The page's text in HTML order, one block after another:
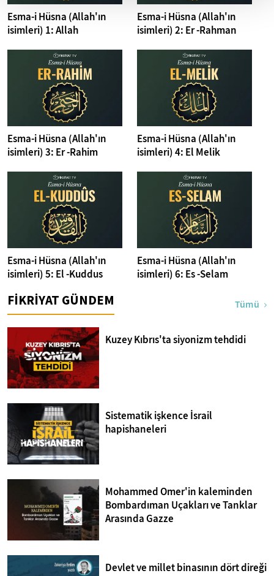
Esma-i Hüsna (Allah'ın
isimleri) 1: Allah
Esma-i Hüsna (Allah'ın
isimleri) 2: Er -Rahman
Esma-i Hüsna (Allah'ın
isimleri) 3: Er -Rahim
Esma-i Hüsna (Allah'ın
isimleri) 4: El Melik
Esma-i Hüsna (Allah'ın
isimleri) 5: El -Kuddus
Esma-i Hüsna (Allah'ın
isimleri) 6: Es -Selam
FİKRİYAT GÜNDEM Tümü
Kuzey Kıbrıs'ta siyonizm tehdidi
Sistematik işkence İsrail
hapishaneleri
Mohammed Omer'in kaleminden
Bombardıman Uçakları ve Tanklar
Arasında Gazze
Devlet ve millet binasının dört direği